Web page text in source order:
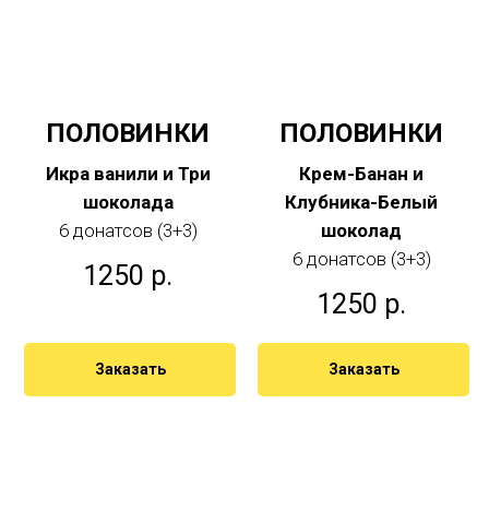
ПОЛОВИНКИ
Икра ванили и Три
шоколада
6 донатсов (3+3)
1250 р.
Заказать
ПОЛОВИНКИ
Крем-Банан и
Клубника-Белый
шоколад
6 донатсов (3+3)
1250 р.
Заказать